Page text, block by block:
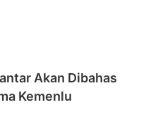
Akan Dibahas
Kemenlu